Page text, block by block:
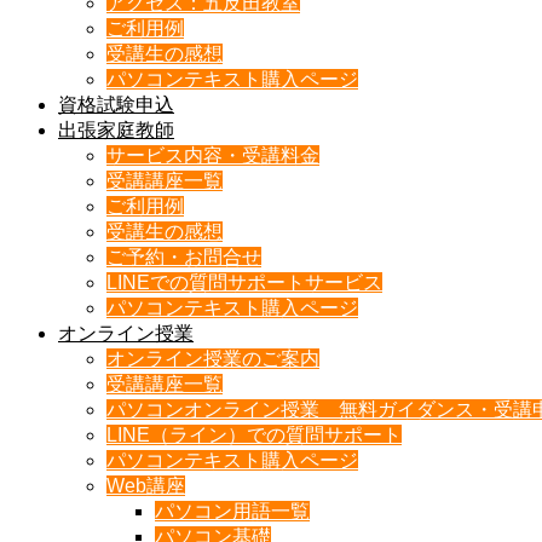
ご利用例
受講生の感想
パソコンテキスト購入ページ
資格試験申込
出張家庭教師
サービス内容・受講料金
受講講座一覧
ご利用例
受講生の感想
ご予約・お問合せ
LINEでの質問サポートサービス
パソコンテキスト購入ページ
オンライン授業
オンライン授業のご案内
受講講座一覧
パソコンオンライン授業 無料ガイダンス・受講
LINE（ライン）での質問サポート
パソコンテキスト購入ページ
Web講座
パソコン用語一覧
パソコン基礎